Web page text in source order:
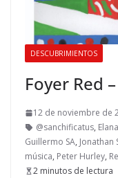
DESCUBRIMIENTOS
Foyer Red
12 de noviembre de
@sanchificatus,
Guillermo SA, Jonathan
música, Peter Hurley,
2 minutos de lectura